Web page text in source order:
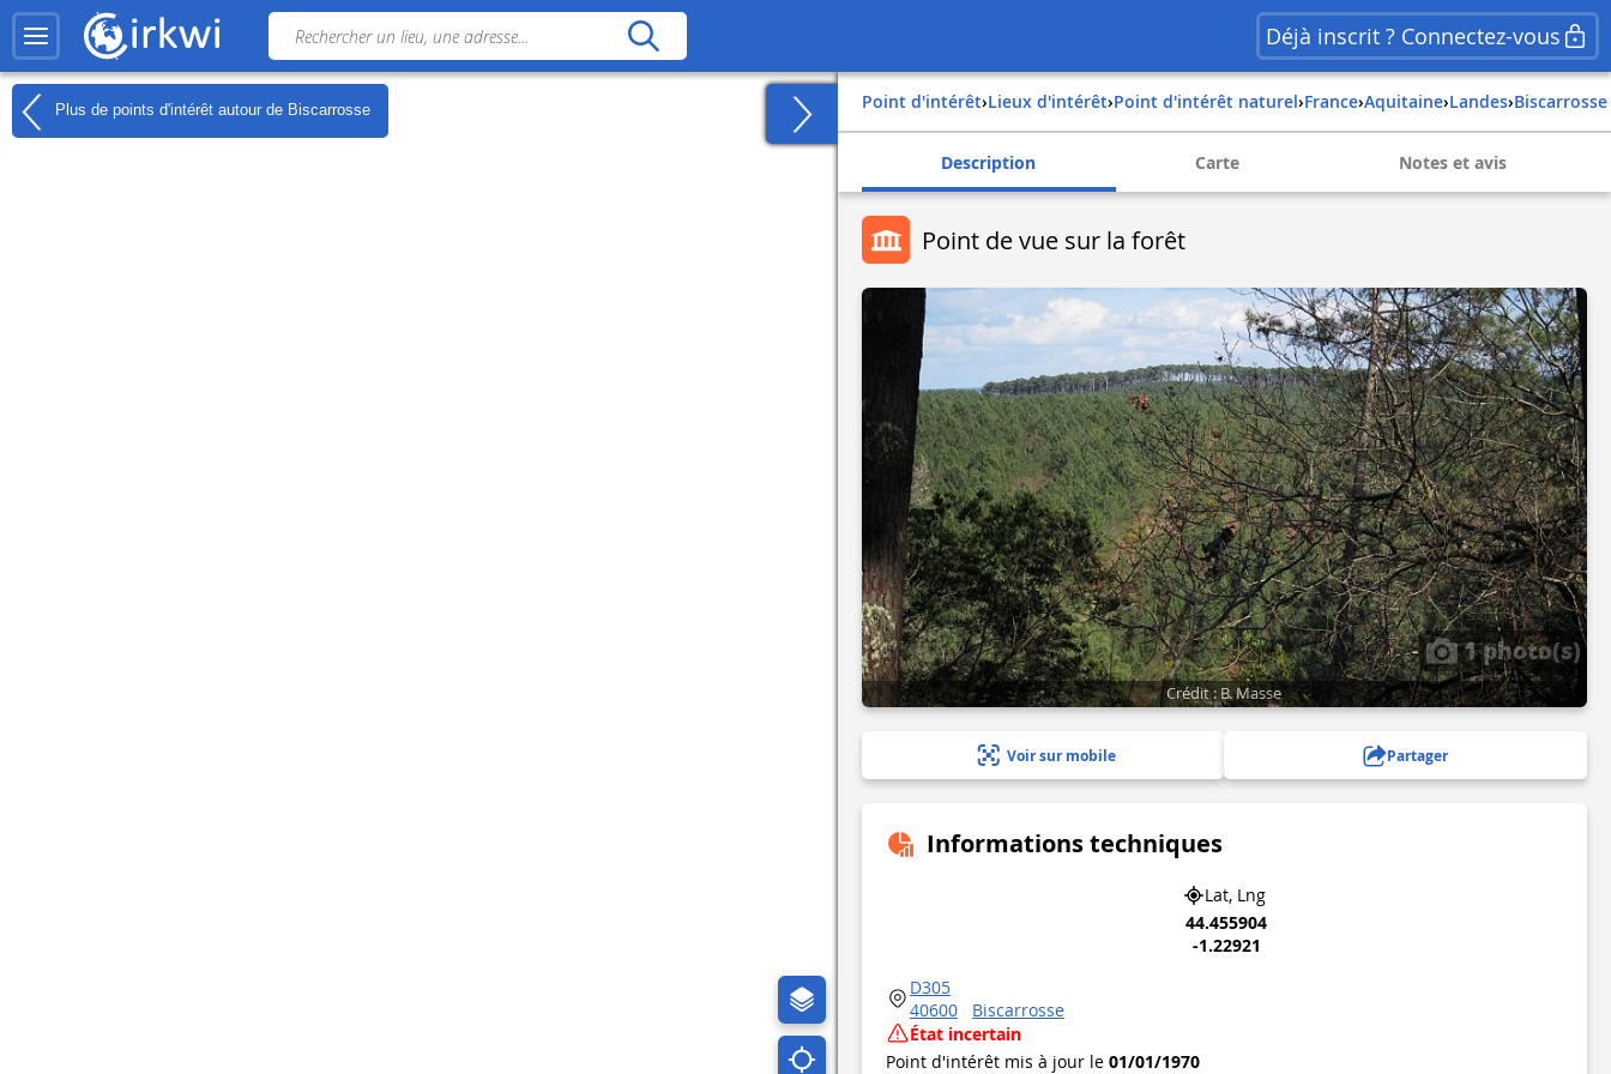
Déjà inscrit ? Connectez-vous
Plus de points d'intérêt autour de Biscarrosse Point d'intérêt› Lieux d'intérêt› Point d'intérêt naturel› france› aquitaine› landes› biscarrosse
Description Carte Notes et avis
Point de vue sur la forêt
1 photo(s)
Crédit : B. Masse
Voir sur mobile Partager
Informations techniques
Lat, Lng
44.455904
-1.22921
D305
40600
Biscarrosse
État incertain
Point d'intérêt mis à jour le 01/01/1970